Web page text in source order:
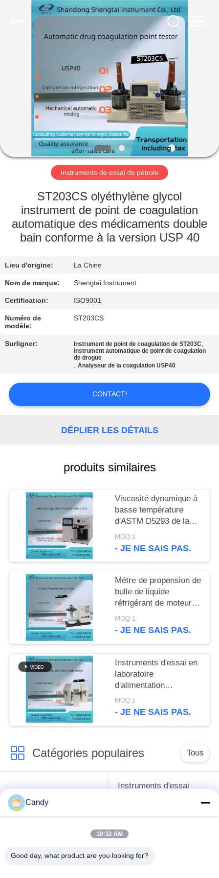
PRODUITS
SUJET
DE
NOUS
VISITE
D'USINE
CONTRÔLE
QUALITÉ
CONTACTEZ-
NOUS
DEMANDEZ
CITATION
PLAN
POLICY
Instruments de essai de pétrole
ST203CS olyéthylène glycol
instrument de point de coagulation
automatique des médicaments double
bain conforme à la version USP 40
Lieu d'origine: La Chine
Nom de marque: Shengtai Instrument
Certification: ISO9001
Numéro de
modèle:
ST203CS
Surligner: Instrument de point de coagulation de ST203C,
instrument automatique de point de coagulation
de drogue
,Analyseur de la coagulation USP40
CONTACT!
DÉPLIER LES DÉTAILS
produits similaires
Viscosité dynamique à
basse température
d'ASTM D5293 de la
mesure de viscosité
apparente d'huile à
MOQ:1
- JE NE SAIS PAS.
Mètre de propension de
bulle de liquide
réfrigérant de moteur
de l'appareil de
contrôle ASTM D1881
réfrigérant
MOQ:1
- JE NE SAIS PAS.
Instruments d'essai en
laboratoire
d'alimentation
d'appareil de contrôle
d'index de longévité de
MOQ:1
- JE NE SAIS PAS.
Catégories populaires Tous
instruments de essai
de pétrole
Instruments d'essai
graisse
Équipement d'essai
d'huile de
Candy
10:32 AM
Good day, what product are you looking for?